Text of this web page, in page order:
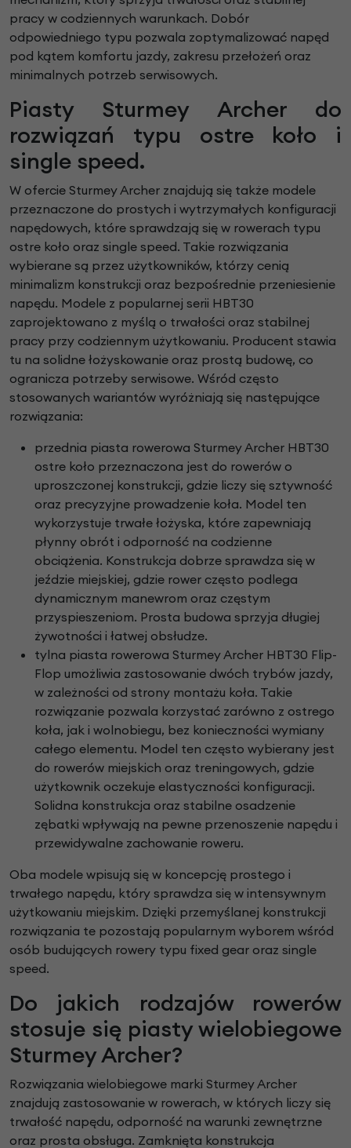
pracy w codziennych warunkach. Dobór
odpowiedniego typu pozwala zoptymalizować napęd
pod kątem komfortu jazdy, zakresu przełożeń oraz
minimalnych potrzeb serwisowych.
Piasty Sturmey Archer do
rozwiązań typu ostre koło i
single speed.
W ofercie Sturmey Archer znajdują się także modele
przeznaczone do prostych i wytrzymałych konfiguracji
napędowych, które sprawdzają się w rowerach typu
ostre koło oraz single speed. Takie rozwiązania
wybierane są przez użytkowników, którzy cenią
minimalizm konstrukcji oraz bezpośrednie przeniesienie
napędu. Modele z popularnej serii HBT30
zaprojektowano z myślą o trwałości oraz stabilnej
pracy przy codziennym użytkowaniu. Producent stawia
tu na solidne łożyskowanie oraz prostą budowę, co
ogranicza potrzeby serwisowe. Wśród często
stosowanych wariantów wyróżniają się następujące
rozwiązania:
przednia piasta rowerowa Sturmey Archer HBT30
ostre koło przeznaczona jest do rowerów o
uproszczonej konstrukcji, gdzie liczy się sztywność
oraz precyzyjne prowadzenie koła. Model ten
wykorzystuje trwałe łożyska, które zapewniają
płynny obrót i odporność na codzienne
obciążenia. Konstrukcja dobrze sprawdza się w
jeździe miejskiej, gdzie rower często podlega
dynamicznym manewrom oraz częstym
przyspieszeniom. Prosta budowa sprzyja długiej
żywotności i łatwej obsłudze.
tylna piasta rowerowa Sturmey Archer HBT30 Flip-
Flop umożliwia zastosowanie dwóch trybów jazdy,
w zależności od strony montażu koła. Takie
rozwiązanie pozwala korzystać zarówno z ostrego
koła, jak i wolnobiegu, bez konieczności wymiany
całego elementu. Model ten często wybierany jest
do rowerów miejskich oraz treningowych, gdzie
użytkownik oczekuje elastyczności konfiguracji.
Solidna konstrukcja oraz stabilne osadzenie
zębatki wpływają na pewne przenoszenie napędu i
przewidywalne zachowanie roweru.
Oba modele wpisują się w koncepcję prostego i
trwałego napędu, który sprawdza się w intensywnym
użytkowaniu miejskim. Dzięki przemyślanej konstrukcji
rozwiązania te pozostają popularnym wyborem wśród
osób budujących rowery typu fixed gear oraz single
speed.
Do jakich rodzajów rowerów
stosuje się piasty wielobiegowe
Sturmey Archer?
Rozwiązania wielobiegowe marki Sturmey Archer
znajdują zastosowanie w rowerach, w których liczy się
trwałość napędu, odporność na warunki zewnętrzne
oraz prosta obsługa. Zamknięta konstrukcja